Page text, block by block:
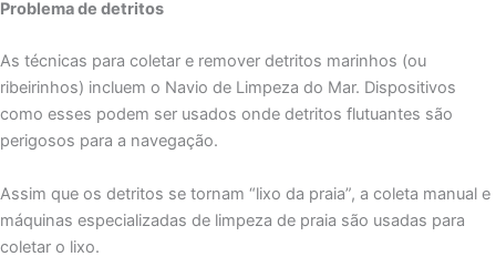
Problema de detritos
As técnicas para coletar e remover detritos marinhos (ou
ribeirinhos) incluem o Navio de Limpeza do Mar. Dispositivos
como esses podem ser usados onde detritos flutuantes são
perigosos para a navegação.
Assim que os detritos se tornam “lixo da praia”, a coleta manual e
máquinas especializadas de limpeza de praia são usadas para
coletar o lixo.